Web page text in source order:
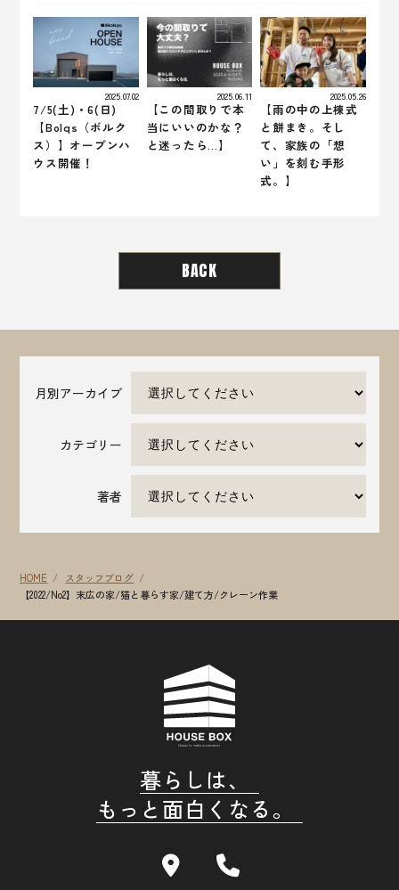
2025.07.02
7/5(土)・6(日)
【Bolqs（ボルク
ス）】オープンハ
ウス開催！
2025.06.11
【この間取りで本
当にいいのかな？
と迷ったら…】
2025.05.26
【雨の中の上棟式
と餅まき。そし
て、家族の「想
い」を刻む手形
式。】
BACK
月別アーカイブ
カテゴリー
著者
HOME
スタッフブログ
【2022/No2】末広の家/猫と暮らす家/建て方/クレーン作業
暮らしは、
もっと面白くなる。